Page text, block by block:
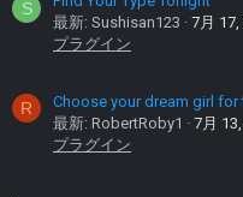
S
最新: Sushisan123
7月 17,
プラグイン
R
Choose your dream girl
最新: RobertRoby1
7月
プラグイン